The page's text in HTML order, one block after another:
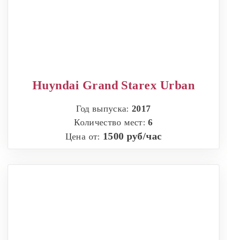
Huyndai Grand Starex Urban
Год выпуска:2017
Количество мест:6
Цена от: 1500 руб/час